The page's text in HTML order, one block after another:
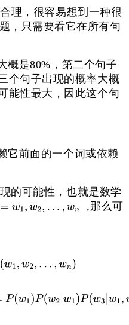
，很容易想到一种很
，只需要看它在所有句
是80%，第二个句子
个句子出现的概率大概
能性最大，因此这个句
前面的一个词或依赖
的可能性，也就是数学
,那么可